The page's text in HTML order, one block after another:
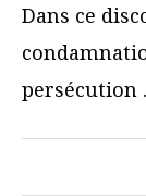
Dans ce
persécution